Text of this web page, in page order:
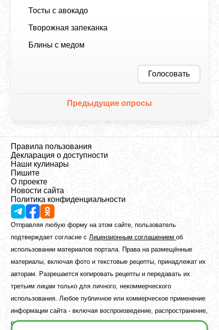
Тосты с авокадо
Творожная запеканка
Блины с медом
Голосовать
Предыдущие опросы
Правила пользования
Декларация о доступности
Наши кулинары
Пишите
О проекте
Новости сайта
Политика конфиденциальности
Отправляя любую форму на этом сайте, пользователь
подтверждает согласие сЛицензионным соглашениемоб
использовании материалов портала. Права на размещённые
материалы, включая фото и текстовые рецепты, принадлежат их
авторам. Разрешается копировать рецепты и передавать их
третьим лицам только для личного, некоммерческого
использования. Любое публичное или коммерческое применение
информации сайта - включая воспроизведение, распространение,
публикацию или обработку - возможно лишь при наличии